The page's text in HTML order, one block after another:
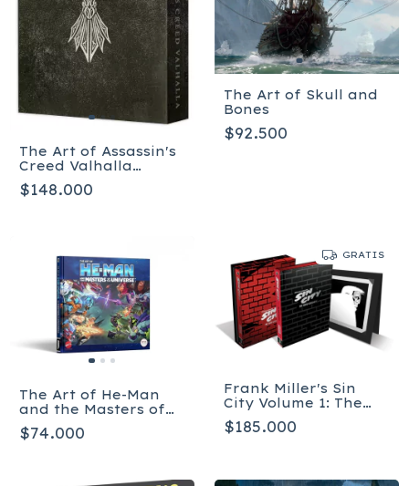
The Art of Assassin's
Creed Valhalla
Deluxe Edition -
Inglés - Tapa dura
$148.000
The Art of Skull and
Bones
$92.500
The Art of He-Man
and the Masters of
the Universe
$74.000
GRATIS
Frank Miller's Sin
City Volume 1: The
Hard Goodbye
(Deluxe Edition)
$185.000